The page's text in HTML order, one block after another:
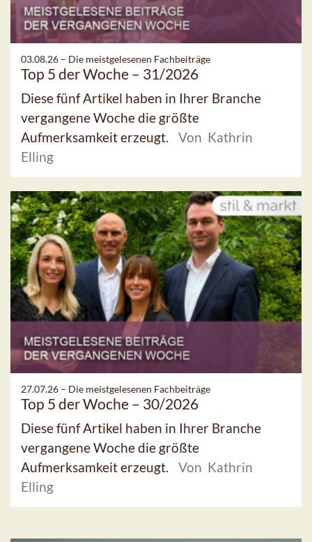
03.08.26 – Die meistgelesenen Fachbeiträge
Top 5 der Woche – 31/2026
Diese fünf Artikel haben in Ihrer Branche
vergangene Woche die größte
Aufmerksamkeit erzeugt.
Von Kathrin
Elling
27.07.26 – Die meistgelesenen Fachbeiträge
Top 5 der Woche – 30/2026
Diese fünf Artikel haben in Ihrer Branche
vergangene Woche die größte
Aufmerksamkeit erzeugt.
Von Kathrin
Elling